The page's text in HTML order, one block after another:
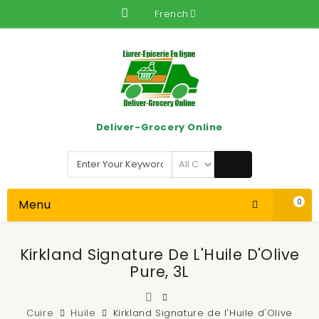
French
0
Deliver-Grocery Online
Menu
Kirkland Signature De L'Huile D'Olive
Pure, 3L
Cuire Huile
Kirkland Signature de l'Huile d'Olive